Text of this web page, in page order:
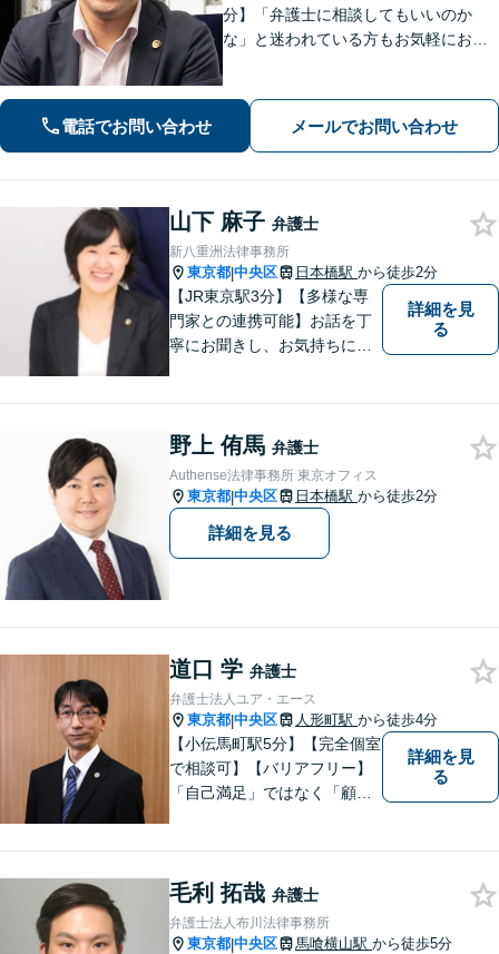
分】「弁護士に相談してもいいのか
な」と迷われている方もお気軽にお問
お伺いいたします。
電話でお問い合わせ メールでお問い合わせ
山下 麻子 弁護士
新八重洲法律事務所
東京都|中央区 日本橋駅 から徒歩2分
【JR東京駅3分】【多様な専
門家との連携可能】お話を丁
寧にお聞きし、お気持ちに寄
ずに、ぜひお早めにご相談く
ださい。
詳細を見
る
野上 侑馬 弁護士
Authense法律事務所 東京オフィス
東京都|中央区 日本橋駅 から徒歩2分
詳細を見る
道口 学 弁護士
弁護士法人ユア・エース
東京都|中央区 人形町駅 から徒歩4分
【小伝馬町駅5分】【完全個室
で相談可】【バリアフリー】
「自己満足」ではなく「顧客
が本当に求める最高の結果に
こだわり続けたいと考えてお
ります。 お気軽にご相談くだ
詳細を見
る
毛利 拓哉 弁護士
弁護士法人布川法律事務所
東京都|中央区 馬喰横山駅 から徒歩5分